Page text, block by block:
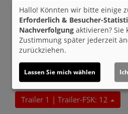
© CINEPROG ...macht Lust auf Ihr
Möchten Sie vonYoutube
bereitgestellte externe
Trailer 1 | Trailer-FSK: 12
Hallo! Könnten wir bitte einige
Erforderlich & Besucher-
Nachverfolgung aktivieren? Sie
Zustimmung später jederzeit
zurückziehen.
Lassen Sie mich wählen